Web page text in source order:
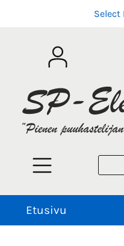
Select
Etusivu